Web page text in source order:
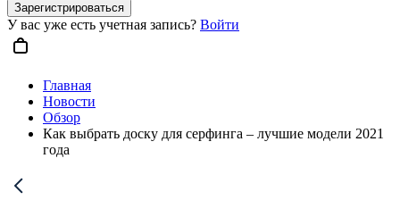
Зарегистрироваться
У вас уже есть учетная запись? Войти
Главная
Новости
Обзор
Как выбрать доску для серфинга – лучшие модели 2021
года